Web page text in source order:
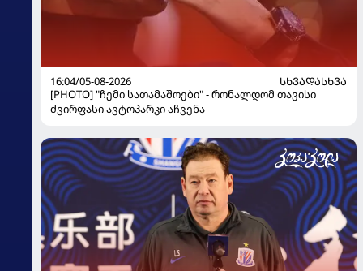
16:04/05-08-2026
ᲡᲮᲕᲐᲓᲐᲡᲮᲕᲐ
[PHOTO] "ჩემი სათამაშოები" - რონალდომ თავისი
ძვირფასი ავტოპარკი აჩვენა